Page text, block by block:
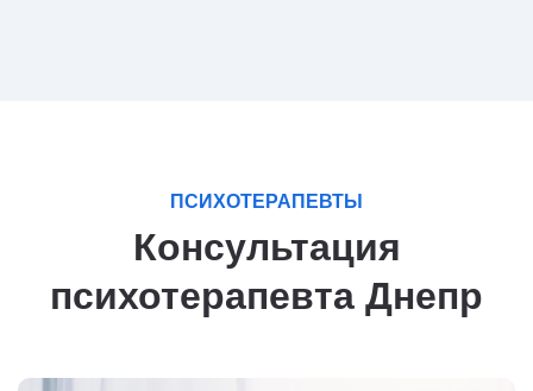
ПСИХОТЕРАПЕВТЫ
Консультация
психотерапевта Днепр